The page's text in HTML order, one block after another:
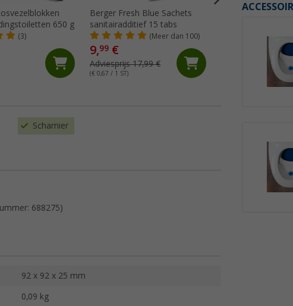
650 g
(3)
Berger Fresh Blue Sachets
sanitairadditief 15 tabs
(Meer dan 100)
9,99 €
Adviesprijs 17,99 €
(€ 0,67 / 1 ST)
Thetford Aqua
Adviesprijs 19,95 €
Scharnier
688275)
92 x 92 x 25 mm
0,09 kg